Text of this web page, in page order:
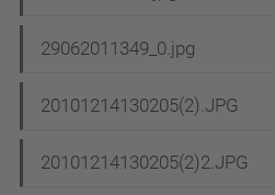
29062011349_0.jpg
20101214130205(2).JPG
20101214130205(2)2.JPG